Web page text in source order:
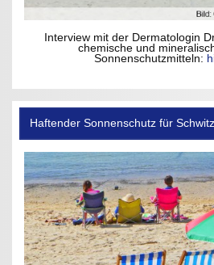
Interview mit der Dermatologin
chemische und
Sonnenschutzmitteln:
Haftender Sonnenschutz für